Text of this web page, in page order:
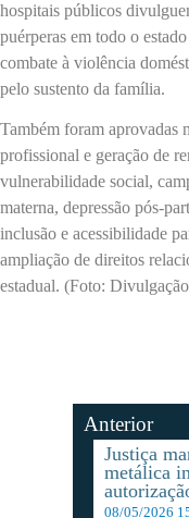
hospitais públicos
puérperas em todo o
combate à violência
pelo sustento da família.
Também foram aprovadas
profissional e geração de
vulnerabilidade social,
materna, depressão pós-
inclusão e acessibilidade
ampliação de direitos
estadual. (Foto:
Anterior
Justiça
metálica
08/05/2026